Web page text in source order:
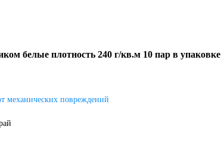
белые плотность 240 г/кв.м 10 пар в упаковке
механических повреждений